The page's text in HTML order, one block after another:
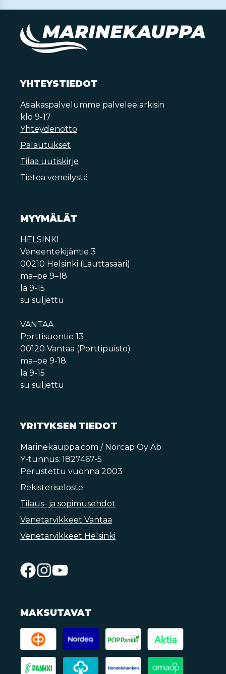
YHTEYSTIEDOT
Asiakaspalvelumme palvelee arkisin
klo 9-17
Yhteydenotto
Palautukset
Tilaa uutiskirje
Tietoa veneilystä
MYYMÄLÄT
HELSINKI
Veneentekijäntie 3
00210 Helsinki (Lauttasaari)
ma–pe 9–18
la 9-15
su suljettu
VANTAA
Porttisuontie 13
00120 Vantaa (Porttipuisto)
ma–pe 9-18
la 9-15
su suljettu
YRITYKSEN TIEDOT
Marinekauppa.com / Norcap Oy Ab
Y-tunnus: 1827467-5
Perustettu vuonna 2003
Rekisteriseloste
Tilaus- ja sopimusehdot
Venetarvikkeet Vantaa
Venetarvikkeet Helsinki
MAKSUTAVAT